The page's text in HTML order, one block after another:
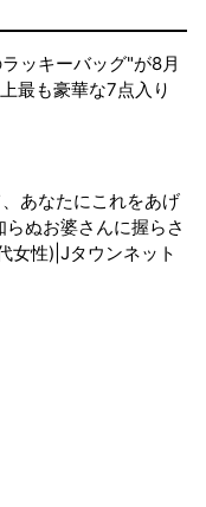
ッキーバッグ"が8月
最も豪華な7点入り
、あなたにこれをあげ
ぬお婆さんに握らさ
女性)|Jタウンネット